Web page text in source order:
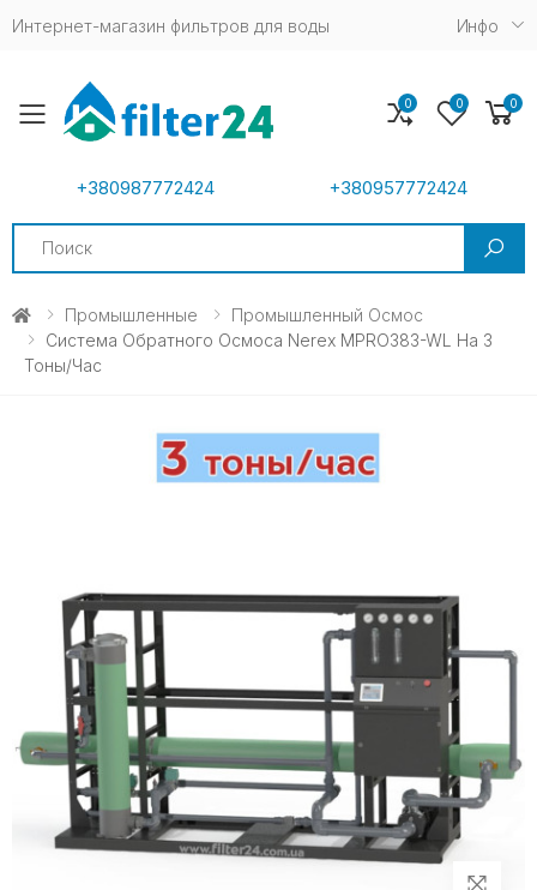
Интернет-магазин фильтров для воды Инфо
Toggle mobile menu
+380987772424 +380957772424
Search
0 0 0
Промышленные
Промышленный Осмос
Система Обратного Осмоса Nerex MPRO383-WL На 3
Тоны/час